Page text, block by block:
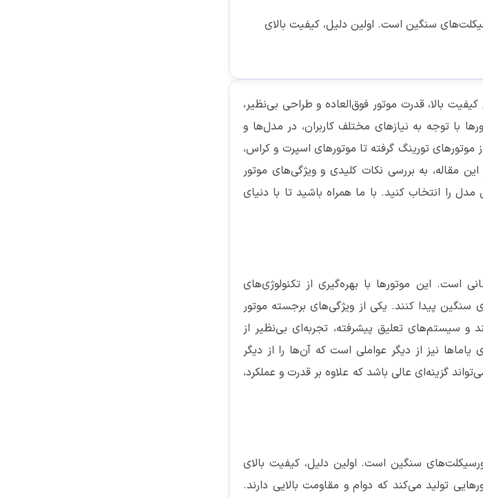
سنگین است. اولین دلیل، کیفیت بالای
بالا، قدرت موتور فوق‌العاده و طراحی بی‌نظیر،
با توجه به نیازهای مختلف کاربران، در مدل‌ها و
تورینگ گرفته تا موتورهای اسپرت و کراس،
مقاله، به بررسی نکات کلیدی و ویژگی‌های موتور
را انتخاب کنید. با ما همراه باشید تا با دنیای
است. این موتورها با بهره‌گیری از تکنولوژی‌های
سنگین پیدا کنند. یکی از ویژگی‌های برجسته موتور
و سیستم‌های تعلیق پیشرفته، تجربه‌ای بی‌نظیر از
یاماها نیز از دیگر عواملی است که آن‌ها را از دیگر
گزینه‌ای عالی باشد که علاوه بر قدرت و عملکرد،
سنگین است. اولین دلیل، کیفیت بالای
تولید می‌کند که دوام و مقاومت بالایی دارند.